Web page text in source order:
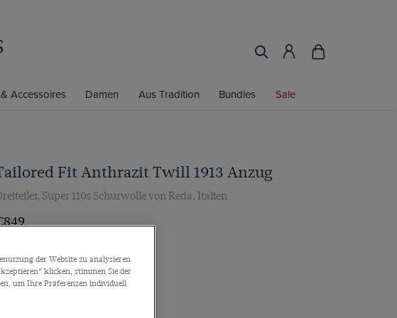
Accessoires Damen Aus Tradition Bundles Sale
Fit Anthrazit Twill 1913 Anzug
Super 110s Schurwolle von Reda, Italien
der Website zu analysieren
klicken, stimmen Sie der
um Ihre Präferenzen individuell